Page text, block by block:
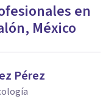
en
, México
Pérez